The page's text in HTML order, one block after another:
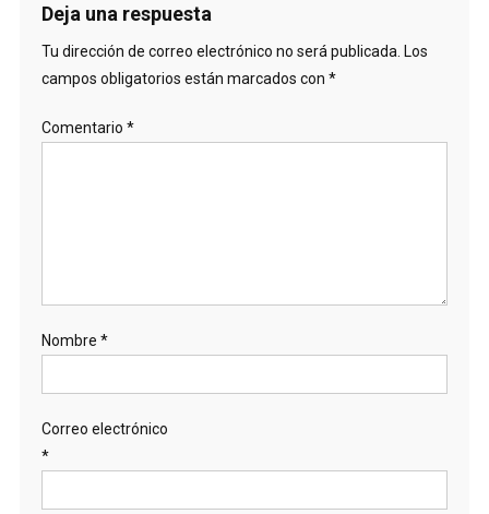
Deja una respuesta
Tu dirección de correo electrónico no será publicada. Los
campos obligatorios están marcados con *
Comentario *
Nombre *
Correo electrónico
*